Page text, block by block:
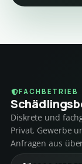
FACHBETRIEB
Diskrete und
Privat, Gewerbe
Anfragen aus